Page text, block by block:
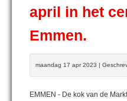
april in het
Emmen.
maandag 17 apr 2023 |
EMMEN - De kok van de